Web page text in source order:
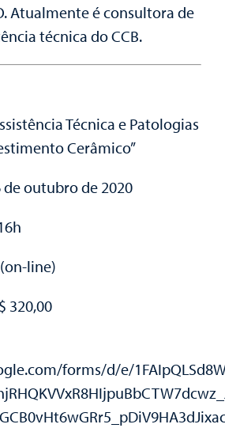
Atualmente é consultora de
técnica do CCB.
Técnica e Patologias
Cerâmico”
de outubro de 2020
line)
320,00
forms/d/e/